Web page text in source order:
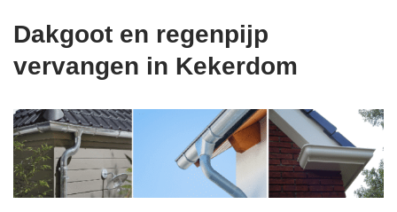
Dakgoot en regenpijp
vervangen in Kekerdom